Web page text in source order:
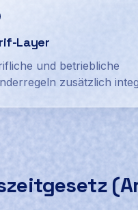
Layer
und betriebliche
zusätzlich